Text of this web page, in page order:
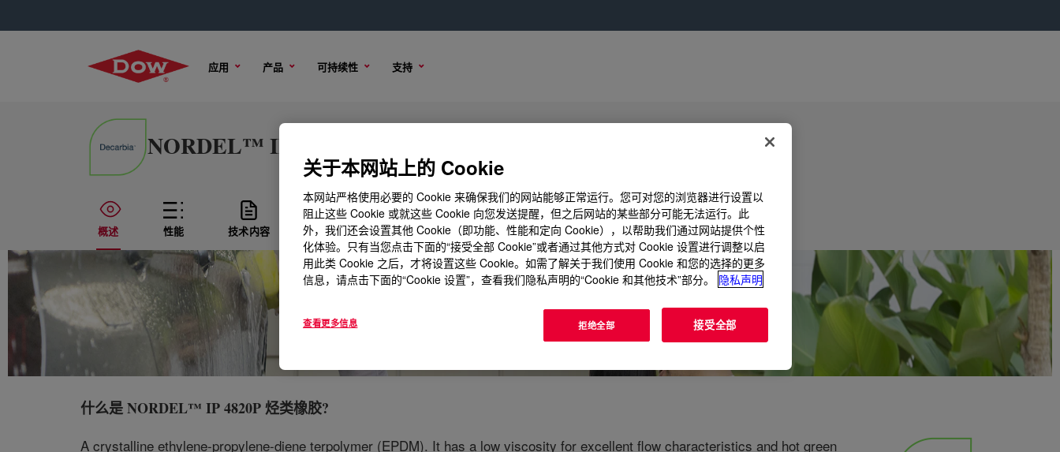
应用 产品 可持续性 支持
NORDEL™ IP 4820P 烃类橡胶
概述 性能 技术内容 样品选项 购买选项
什么是NORDEL™ IP 4820P 烃类橡胶?
A crystalline ethylene-propylene-diene terpolymer (EPDM). It has a low viscosity for excellent flow characteristics and hot green
关于本网站上的 Cookie
本网站严格使用必要的 Cookie 来确保我们的网站能够正常运行。您可对您的浏览器进行设置以
阻止这些 Cookie 或就这些 Cookie 向您发送提醒，但之后网站的某些部分可能无法运行。此
外，我们还会设置其他 Cookie（即功能、性能和定向 Cookie），以帮助我们通过网站提供个性
化体验。只有当您点击下面的“接受全部 Cookie”或者通过其他方式对 Cookie 设置进行调整以启
用此类 Cookie 之后，才将设置这些 Cookie。如需了解关于我们使用 Cookie 和您的选择的更多
信息，请点击下面的“Cookie 设置”，查看我们隐私声明的“Cookie 和其他技术”部分。
隐私声明
查看更多信息 拒绝全部 接受全部